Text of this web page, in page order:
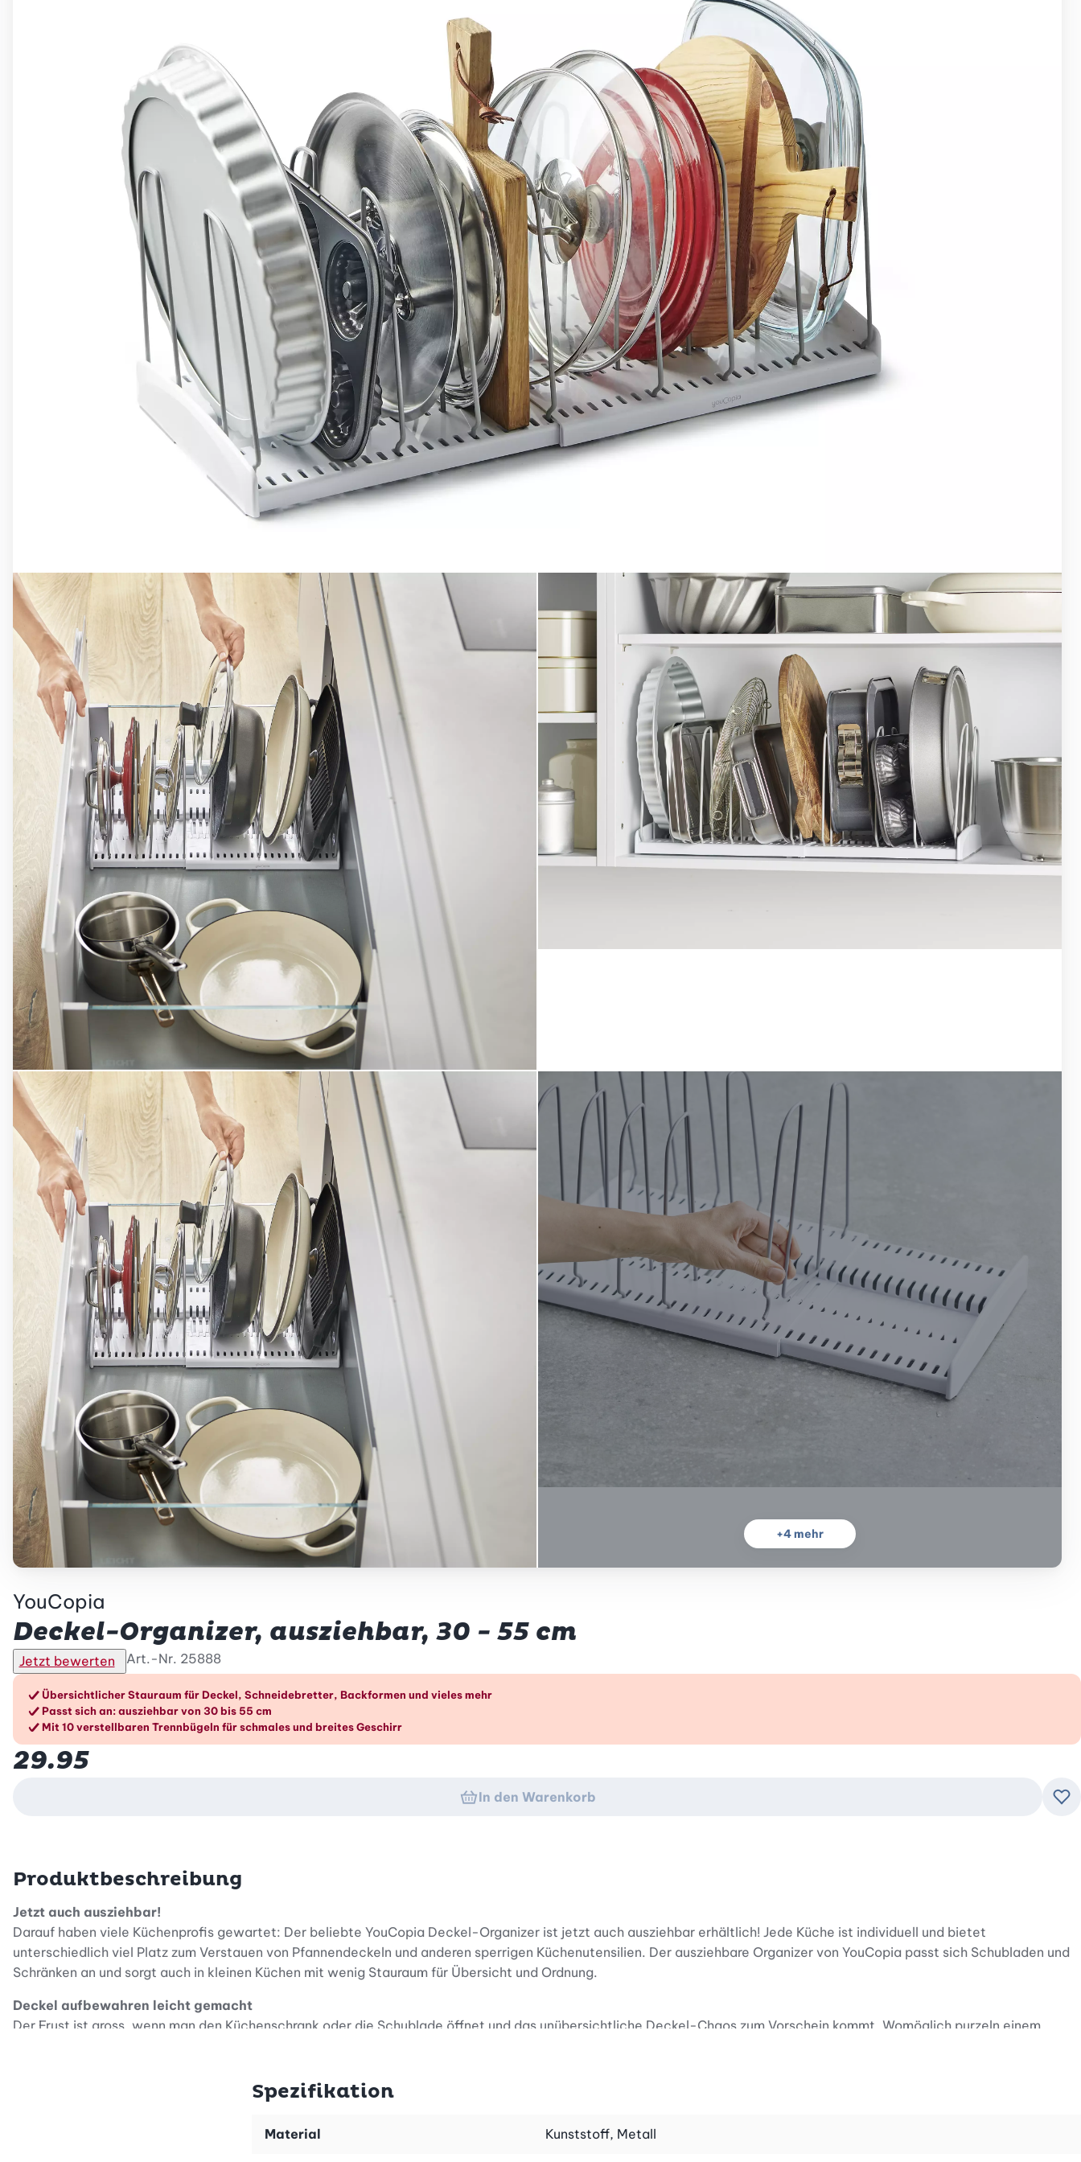
+4mehr
YouCopia
Deckel-Organizer, ausziehbar, 30 - 55 cm
Jetzt bewerten Art.-Nr. 25888
Die Vorteile im Überblick
Übersichtlicher Stauraum für Deckel, Schneidebretter, Backformen und vieles mehr
Passt sich an: ausziehbar von 30 bis 55 cm
Mit 10 verstellbaren Trennbügeln für schmales und breites Geschirr
29.95
In den Warenkorb
Produktbeschreibung
Jetzt auch ausziehbar!
Darauf haben viele Küchenprofis gewartet: Der beliebte YouCopia Deckel-Organizer ist jetzt auch ausziehbar erhältlich! Jede Küche ist individuell und bietet
unterschiedlich viel Platz zum Verstauen von Pfannendeckeln und anderen sperrigen Küchenutensilien. Der ausziehbare Organizer von YouCopia passt sich Schubladen und
Schränken an und sorgt auch in kleinen Küchen mit wenig Stauraum für Übersicht und Ordnung.
Deckel aufbewahren leicht gemacht
Der Frust ist gross, wenn man den Küchenschrank oder die Schublade öffnet und das unübersichtliche Deckel-Chaos zum Vorschein kommt. Womöglich purzeln einem
Im ausziehbaren YouCopia Deckel-Organizer lassen sich Deckel, kleine Bleche und Schneidebretter hochkant versorgen. Ja sogar flache Bratpfannen können in den
verstellbaren Fächern des Organizers platzsparend und kippsicher verstaut werden. Das Ergebnis sind ordentlich aufgeräumte Küchenschränke und -schubladen. Jetzt ist
Spezifikation
Material Kunststoff, Metall